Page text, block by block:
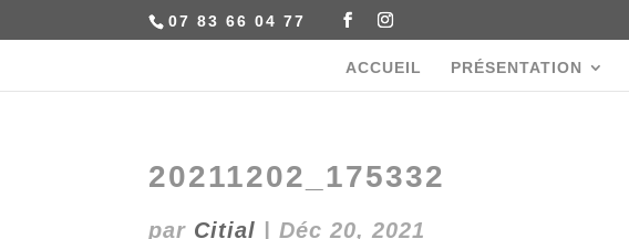
07 83 66 04 77
ACCUEIL PRÉSENTATION
20211202_175332
par Citial |Déc 20, 2021